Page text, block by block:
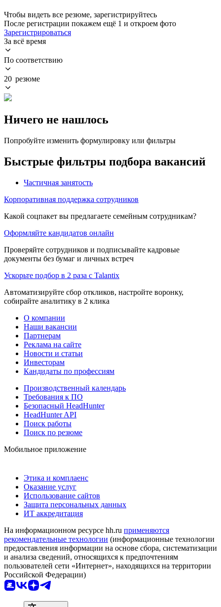
Чтобы видеть все резюме, зарегистрируйтесь
После регистрации покажем ещё 1 и откроем фото
Зарегистрироваться
За всё время
По соответствию
20 резюме
Ничего не нашлось
Попробуйте изменить формулировку или фильтры
Быстрые фильтры подбора вакансий
Частичная занятость
Корпоративная поддержка сотрудников
Какой соцпакет вы предлагаете семейным сотрудникам?
Оформляйте кандидатов онлайн
Проверяйте сотрудников и подписывайте кадровые
документы без бумаг и личных встреч
Ускорьте подбор в 2 раза с Talantix
Автоматизируйте сбор откликов, настройте воронку,
собирайте аналитику в 2 клика
О компании
Наши вакансии
Партнерам
Реклама на сайте
Новости и статьи
Инвесторам
Кандидаты по профессиям
Производственный календарь
Требования к ПО
Безопасный HeadHunter
HeadHunter API
Поиск работы
Поиск по резюме
Мобильное приложение
Этика и комплаенс
Оказание услуг
Использование сайтов
Защита персональных данных
ИТ аккредитация
На информационном ресурсе hh.ru применяются
рекомендательные технологии (информационные технологии
предоставления информации на основе сбора, систематизации
и анализа сведений, относящихся к предпочтениям
пользователей сети «Интернет», находящихся на территории
Российской Федерации)